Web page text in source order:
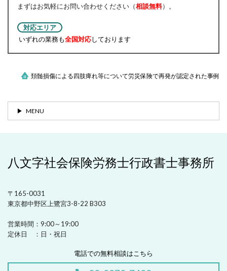
まずはお気軽にお問い合わせください（相談無料）。
対応エリア
いずれの業務も全国対応しております
頚髄損傷による四肢痺れ等について労災保険で再発が認定された事例
MENU
八文字社会保険労務士行政書士事務所
〒165-0031
東京都中野区上鷺宮3-8-22 B303
営業時間： 9:00～19:00
定休日 ： 日・祝日
電話での無料相談はこちら